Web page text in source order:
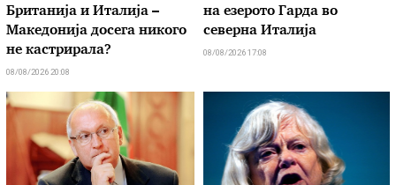
Британија и Италија –
Македонија досега никого
не кастрирала?
08/08/2026 20:08
на езерото Гарда во
северна Италија
08/08/2026 17:08